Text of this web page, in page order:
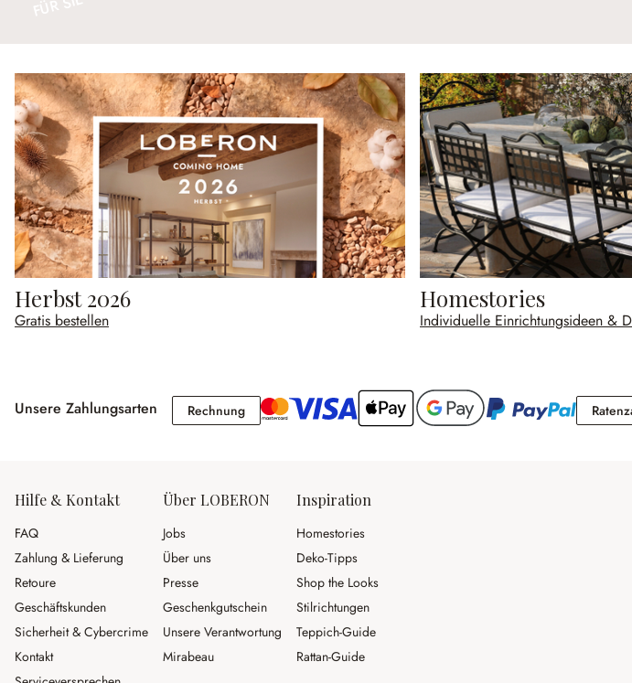
Herbst 2026
Gratis bestellen
Homestories
Individuelle Einrichtungsideen &
Unsere Zahlungsarten RechnungRechnung
Hilfe & Kontakt
FAQ
Zahlung & Lieferung
Retoure
Geschäftskunden
Sicherheit & Cybercrime
Kontakt
Über LOBERON
Jobs
Über uns
Presse
Geschenkgutschein
Unsere Verantwortung
Mirabeau
Inspiration
Homestories
Deko-Tipps
Shop the Looks
Stilrichtungen
Teppich-Guide
Rattan-Guide